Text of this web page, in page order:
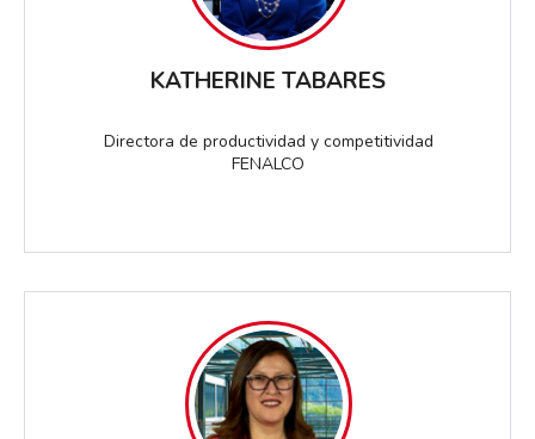
KATHERINE TABARES
Directora de productividad y competitividad
FENALCO